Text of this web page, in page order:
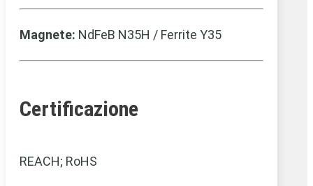
Magnete: NdFeB N35H / Ferrite Y35
Certificazione
REACH; RoHS